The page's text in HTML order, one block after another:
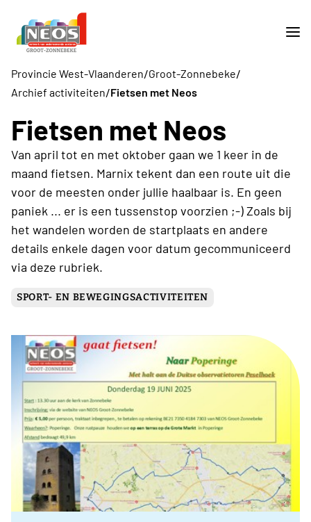
Provincie West-Vlaanderen/Groot-Zonnebeke/
Archief activiteiten/Fietsen met Neos
Fietsen met Neos
Van april tot en met oktober gaan we 1 keer in de
maand fietsen. Marnix tekent dan een route uit die
voor de meesten onder jullie haalbaar is. En geen
paniek ... er is een tussenstop voorzien ;-) Zoals bij
het wandelen worden de startplaats en andere
details enkele dagen voor datum gecommuniceerd
via deze rubriek.
SPORT- EN BEWEGINGSACTIVITEITEN